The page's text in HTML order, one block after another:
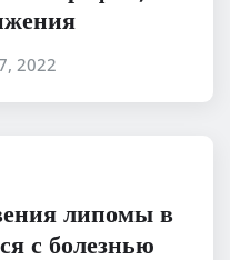
2022
липомы в
с болезнью